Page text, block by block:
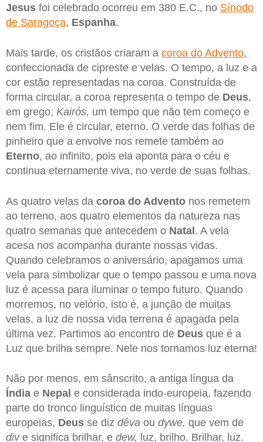
Jesus foi celebrado ocorreu em 380 E.C., no Sínodo
de Saragoça, Espanha.
Mais tarde, os cristãos criaram a coroa do Advento,
confeccionada de cipreste e velas. O tempo, a luz e a
cor estão representadas na coroa. Construída de
forma circular, a coroa representa o tempo de Deus,
em grego, Kairós, um tempo que não tem começo e
nem fim. Ele é circular, eterno. O verde das folhas de
pinheiro que a envolve nos remete também ao
Eterno, ao infinito, pois ela aponta para o céu e
continua eternamente viva, no verde de suas folhas.
As quatro velas da coroa do Advento nos remetem
ao terreno, aos quatro elementos da natureza nas
quatro semanas que antecedem o Natal. A vela
acesa nos acompanha durante nossas vidas.
Quando celebramos o aniversário, apagamos uma
vela para simbolizar que o tempo passou e uma nova
luz é acessa para iluminar o tempo futuro. Quando
morremos, no velório, isto é, a junção de muitas
velas, a luz de nossa vida terrena é apagada pela
última vez. Partimos ao encontro de Deus que é a
Luz que brilha sempre. Nele nos tornamos luz eterna!
Não por menos, em sânscrito, a antiga língua da
Índia e Nepal e considerada indo-europeia, fazendo
parte do tronco linguístico de muitas línguas
europeias, Deus se diz dêva ou dywe, que vem de
dive significa brilhar, e dew, luz, brilho. Brilhar, luz.